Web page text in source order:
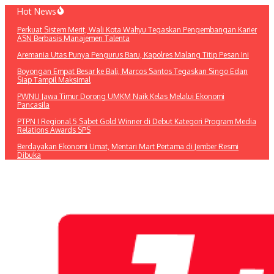
Lewati
konten
Hot News
Perkuat Sistem Merit, Wali Kota Wahyu Tegaskan Pengembangan Karier
ASN Berbasis Manajemen Talenta
Aremania Utas Punya Pengurus Baru, Kapolres Malang Titip Pesan Ini
Boyongan Empat Besar ke Bali, Marcos Santos Tegaskan Singo Edan
Siap Tampil Maksimal
PWNU Jawa Timur Dorong UMKM Naik Kelas Melalui Ekonomi
Pancasila
PTPN I Regional 5 Sabet Gold Winner di Debut Kategori Program Media
Relations Awards SPS
Berdayakan Ekonomi Umat, Mentari Mart Pertama di Jember Resmi
Dibuka